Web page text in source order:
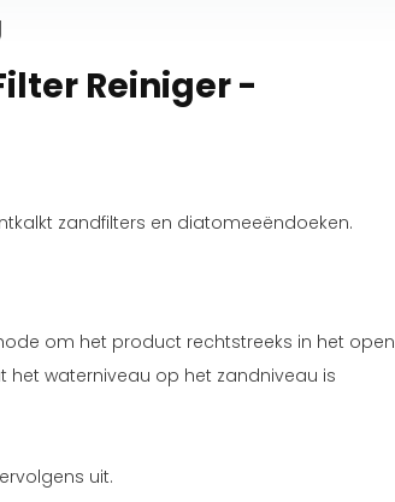
Reiniger -
zandfilters en diatomeeëndoeken.
om het product rechtstreeks in het open
waterniveau op het zandniveau is
uit.